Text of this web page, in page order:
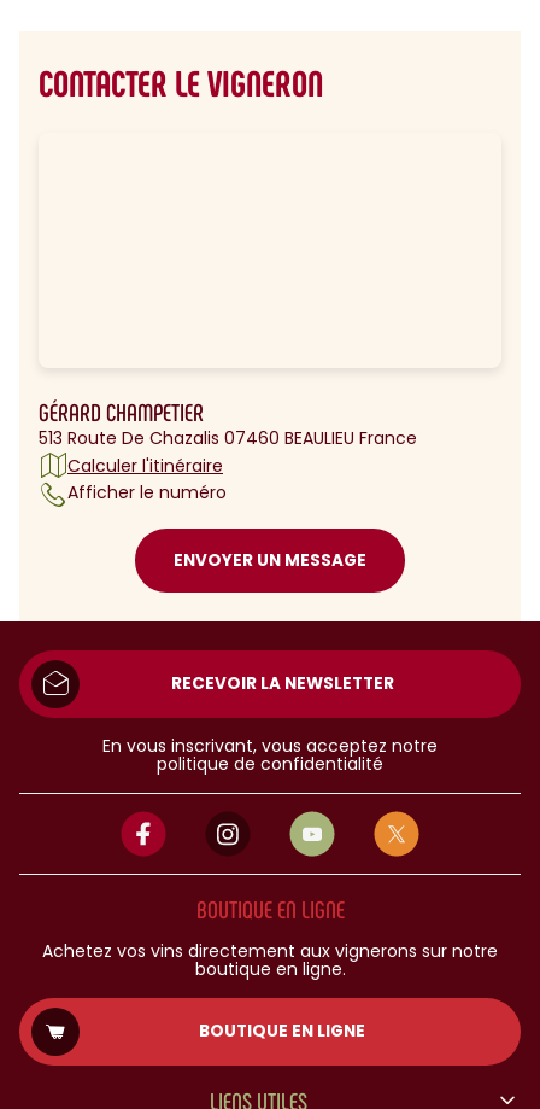
CONTACTER LE VIGNERON
GÉRARD CHAMPETIER
513 Route De Chazalis 07460 BEAULIEU France
Calculer l'itinéraire
Afficher le numéro
ENVOYER UN MESSAGE
RECEVOIR LA NEWSLETTER
En vous inscrivant, vous acceptez notre
politique de confidentialité
BOUTIQUE EN LIGNE
Achetez vos vins directement aux vignerons sur notre
boutique en ligne.
BOUTIQUE EN LIGNE
LIENS UTILES